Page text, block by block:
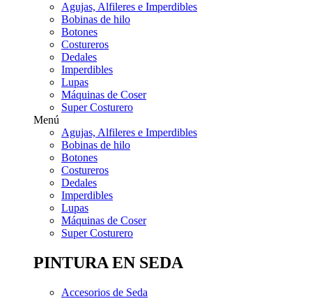
Agujas, Alfileres e Imperdibles
Bobinas de hilo
Botones
Costureros
Dedales
Imperdibles
Lupas
Máquinas de Coser
Super Costurero
Menú
Agujas, Alfileres e Imperdibles
Bobinas de hilo
Botones
Costureros
Dedales
Imperdibles
Lupas
Máquinas de Coser
Super Costurero
PINTURA EN SEDA
Accesorios de Seda